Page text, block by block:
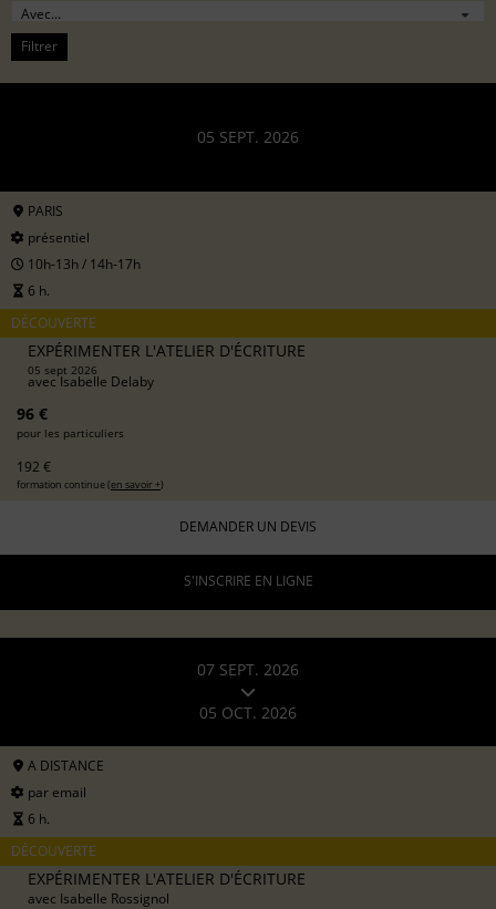
Filtrer
05 SEPT. 2026
PARIS
présentiel
10h-13h / 14h-17h
6 h.
DÉCOUVERTE
EXPÉRIMENTER L'ATELIER D'ÉCRITURE
05 sept 2026
avecIsabelle Delaby
96 €
pour les particuliers
192 €
formation continue (en savoir +)
DEMANDER UN DEVIS
S'INSCRIRE EN LIGNE
07 SEPT. 2026
05 OCT. 2026
A DISTANCE
par email
6 h.
DÉCOUVERTE
EXPÉRIMENTER L'ATELIER D'ÉCRITURE
avec Isabelle Rossignol